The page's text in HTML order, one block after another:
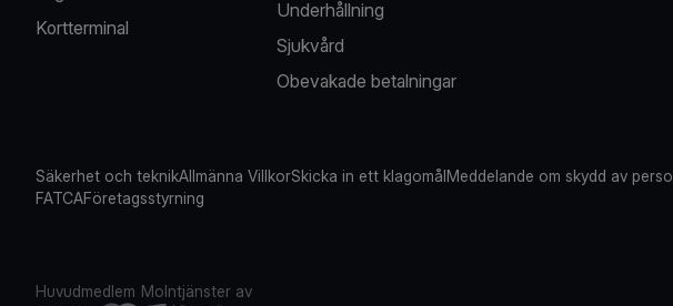
Kortterminal
Underhållning
Sjukvård
Obevakade betalningar
Säkerhet och teknikAllmänna VillkorSkicka in ett klagomålMeddelande om skydd av
FATCAFöretagsstyrning
Huvudmedlem Molntjänster av